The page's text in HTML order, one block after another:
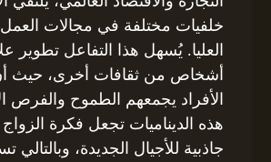
خلفيات مختلفة في مجالات
العليا. يُسهل هذا التفاعل تطوير
أشخاص من ثقافات أخرى، حيث
الأفراد يجمعهم الطموح والفرص
هذه الديناميات تجعل فكرة الزواج
جاذبية للأجيال الجديدة، وبالتالي